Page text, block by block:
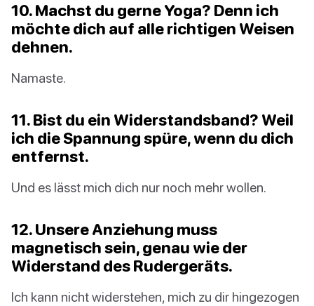
10. Machst du gerne Yoga? Denn ich
möchte dich auf alle richtigen Weisen
dehnen.
Namaste.
11. Bist du ein Widerstandsband? Weil
ich die Spannung spüre, wenn du dich
entfernst.
Und es lässt mich dich nur noch mehr wollen.
12. Unsere Anziehung muss
magnetisch sein, genau wie der
Widerstand des Rudergeräts.
Ich kann nicht widerstehen, mich zu dir hingezogen